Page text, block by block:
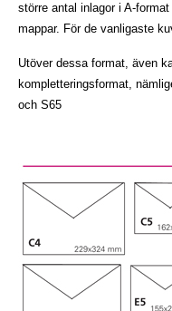
större antal inlagor i A-
mappar. För de vanligaste
Utöver dessa format, även
kompletteringsformat,
och S65